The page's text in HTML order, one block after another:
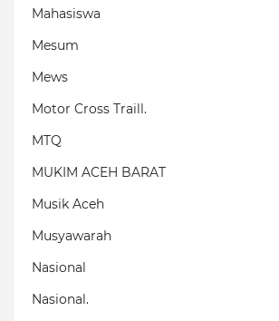
Mahasiswa
Mesum
Mews
Motor Cross Traill.
MTQ
MUKIM ACEH BARAT
Musik Aceh
Musyawarah
Nasional
Nasional.